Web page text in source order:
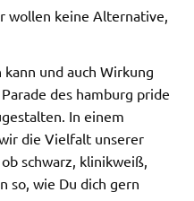
wollen keine Alternative,
und auch Wirkung
des hamburg pride
In einem
die Vielfalt unserer
schwarz, klinikweiß,
so, wie Du dich gern